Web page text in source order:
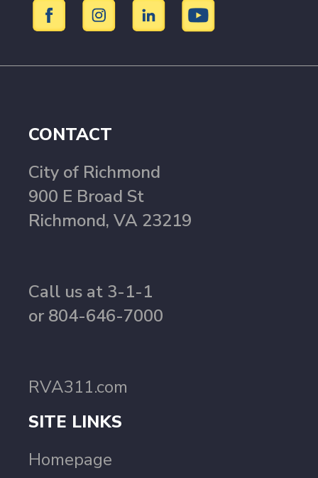
CONTACT
City of Richmond
900 E Broad St
Richmond, VA 23219
Call us at 3-1-1
or 804-646-7000
RVA311.com
SITE LINKS
Homepage